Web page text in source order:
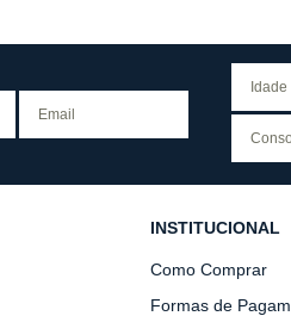
INSTITUCIONAL
Como Comprar
Formas de